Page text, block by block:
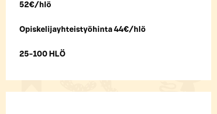
52€/hlö
Opiskelijayhteistyöhinta 44€/hlö
25-100 HLÖ